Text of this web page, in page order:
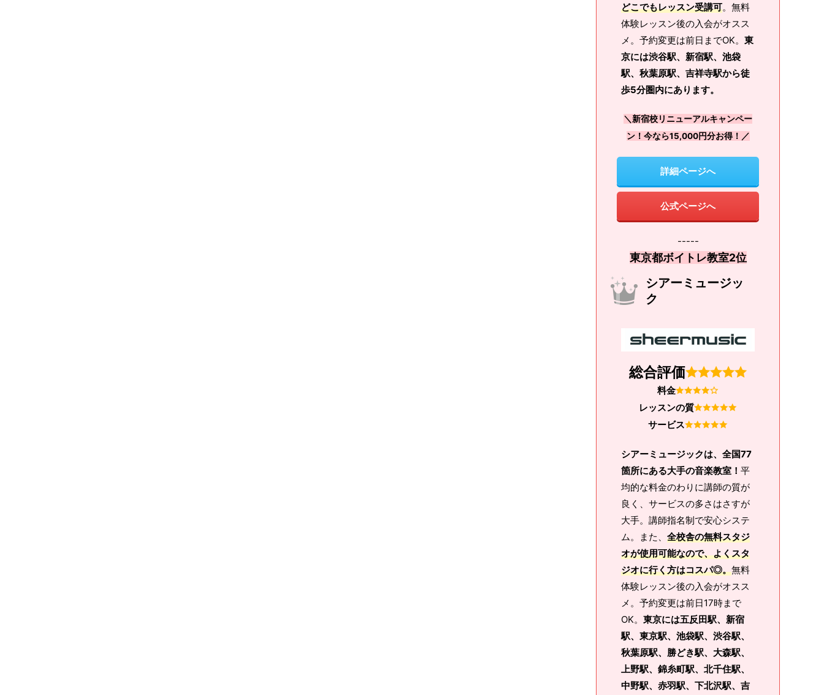
どこでもレッスン受講可。無料
体験レッスン後の入会がオスス
メ。予約変更は前日までOK。 東
京には渋谷駅、新宿駅、池袋
駅、秋葉原駅、吉祥寺駅から徒
歩5分圏内にあります。
＼新宿校リニューアルキャンペー
ン！今なら15,000円分お得！／
詳細ページへ
公式ページへ
-----
東京都ボイトレ教室2位
シアーミュージッ
ク
総合評価
料金
レッスンの質
サービス
シアーミュージックは、全国77
箇所にある大手の音楽教室！ 平
均的な料金のわりに講師の質が
良く、サービスの多さはさすが
大手。講師指名制で安心システ
ム。また、 全校舎の無料スタジ
オが使用可能なので、よくスタ
ジオに行く方はコスパ◎。無料
体験レッスン後の入会がオスス
メ。予約変更は前日17時まで
OK。 東京には五反田駅、新宿
駅、東京駅、池袋駅、渋谷駅、
秋葉原駅、勝どき駅、大森駅、
上野駅、錦糸町駅、北千住駅、
中野駅、赤羽駅、下北沢駅、吉